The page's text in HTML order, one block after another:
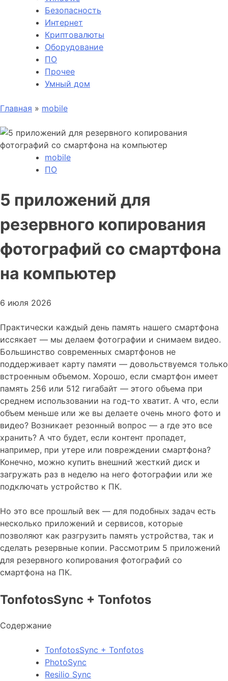
Безопасность
Интернет
Криптовалюты
Оборудование
ПО
Прочее
Умный дом
Главная » mobile
mobile
ПО
5 приложений для
резервного копирования
фотографий со смартфона
на компьютер
6 июля 2026
Практически каждый день память нашего смартфона
иссякает — мы делаем фотографии и снимаем видео.
Большинство современных смартфонов не
поддерживает карту памяти — довольствуемся только
встроенным объемом. Хорошо, если смартфон имеет
память 256 или 512 гигабайт — этого объема при
среднем использовании на год-то хватит. А что, если
объем меньше или же вы делаете очень много фото и
видео? Возникает резонный вопрос — а где это все
хранить? А что будет, если контент пропадет,
например, при утере или повреждении смартфона?
Конечно, можно купить внешний жесткий диск и
загружать раз в неделю на него фотографии или же
подключать устройство к ПК.
Но это все прошлый век — для подобных задач есть
несколько приложений и сервисов, которые
позволяют как разгрузить память устройства, так и
сделать резервные копии. Рассмотрим 5 приложений
для резервного копирования фотографий со
смартфона на ПК.
TonfotosSync + Tonfotos
Содержание
TonfotosSync + Tonfotos
PhotoSync
Resilio Sync